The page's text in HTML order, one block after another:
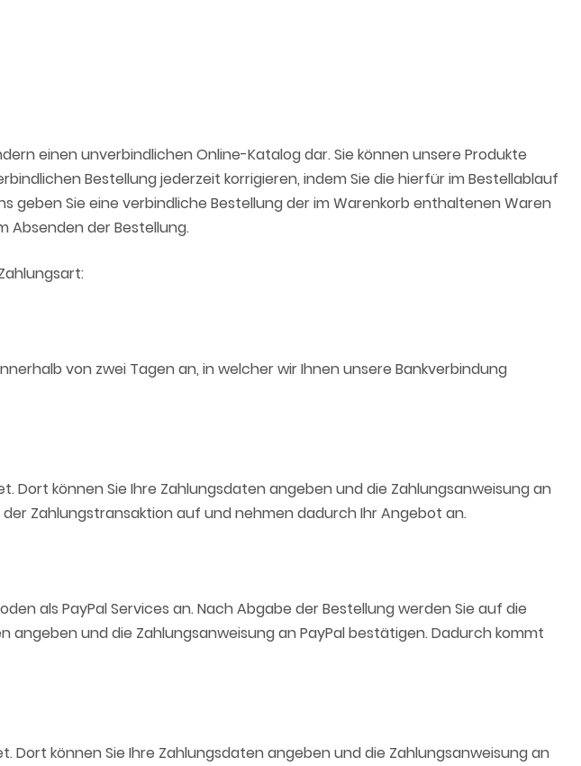
einen unverbindlichen Online-Katalog dar. Sie können unsere Produkte
Bestellung jederzeit korrigieren, indem Sie die hierfür im Bestellablauf
Sie eine verbindliche Bestellung der im Warenkorb enthaltenen Waren
Absenden der Bestellung.
von zwei Tagen an, in welcher wir Ihnen unsere Bankverbindung
Dort können Sie Ihre Zahlungsdaten angeben und die Zahlungsanweisung an
Zahlungstransaktion auf und nehmen dadurch Ihr Angebot an.
als PayPal Services an. Nach Abgabe der Bestellung werden Sie auf die
und die Zahlungsanweisung an PayPal bestätigen. Dadurch kommt
können Sie Ihre Zahlungsdaten angeben und die Zahlungsanweisung an